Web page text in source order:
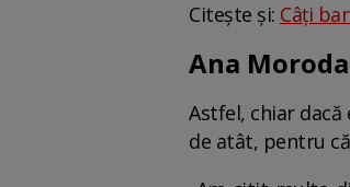
Citește și: Câți
Ana
Astfel, chiar
de atât, pentru